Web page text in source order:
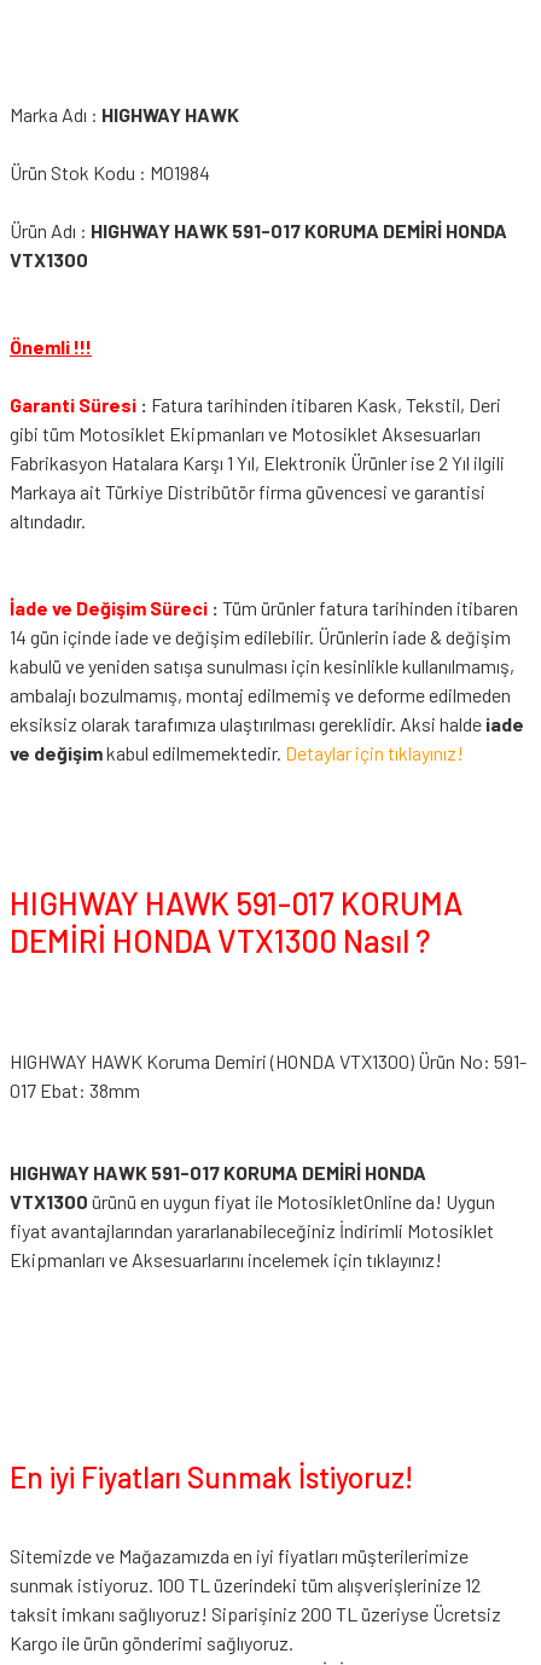
Marka Adı : HIGHWAY HAWK
Ürün Stok Kodu : M01984
Ürün Adı : HIGHWAY HAWK 591-017 KORUMA DEMİRİ HONDA
VTX1300
Önemli !!!
Garanti Süresi : Fatura tarihinden itibaren Kask, Tekstil, Deri
gibi tüm Motosiklet Ekipmanları ve Motosiklet Aksesuarları
Fabrikasyon Hatalara Karşı 1 Yıl, Elektronik Ürünler ise 2 Yıl ilgili
Markaya ait Türkiye Distribütör firma güvencesi ve garantisi
altındadır.
İade ve Değişim Süreci : Tüm ürünler fatura tarihinden itibaren
14 gün içinde iade ve değişim edilebilir. Ürünlerin iade & değişim
kabulü ve yeniden satışa sunulması için kesinlikle kullanılmamış,
ambalajı bozulmamış, montaj edilmemiş ve deforme edilmeden
eksiksiz olarak tarafımıza ulaştırılması gereklidir. Aksi halde iade
ve değişimkabul edilmemektedir. Detaylar için tıklayınız!
HIGHWAY HAWK 591-017 KORUMA
DEMİRİ HONDA VTX1300 Nasıl ?
HIGHWAY HAWK Koruma Demiri (HONDA VTX1300) Ürün No: 591-
017 Ebat: 38mm
HIGHWAY HAWK 591-017 KORUMA DEMİRİ HONDA
VTX1300 ürünü en uygun fiyat ile MotosikletOnline da! Uygun
fiyat avantajlarından yararlanabileceğiniz İndirimli Motosiklet
Ekipmanları ve Aksesuarlarını incelemek için tıklayınız!
En iyi Fiyatları Sunmak İstiyoruz!
Sitemizde ve Mağazamızda en iyi fiyatları müşterilerimize
sunmak istiyoruz. 100 TL üzerindeki tüm alışverişlerinize 12
taksit imkanı sağlıyoruz! Siparişiniz 200 TL üzeriyse Ücretsiz
Kargo ile ürün gönderimi sağlıyoruz.